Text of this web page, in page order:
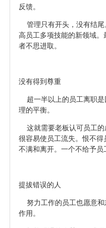
反馈。
管理只有开头，没有结尾
高员工多项技能的新领域
者不思进取。
没有得到尊重
超一半以上的员工离职是
理的平衡。
这就需要老板认可员工的
很容易使员工流失。恨不
不满和离开。一个不给予
提拔错误的人
努力工作的员工也愿意和
作用。